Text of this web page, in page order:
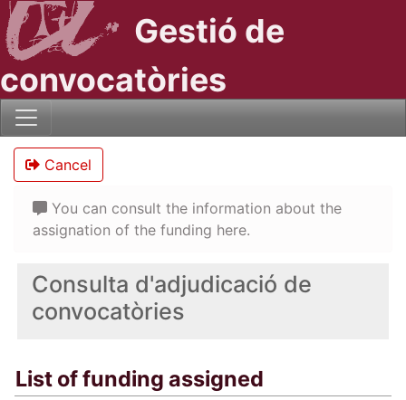
Gestió de
convocatòries
Consulta d'adjudicació de
convocatòries
List of funding assigned
Cancel
You can consult the information about the
assignation of the funding here.